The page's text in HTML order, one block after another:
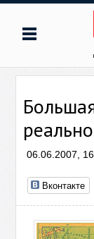
06.06.2007,
Вконтакте